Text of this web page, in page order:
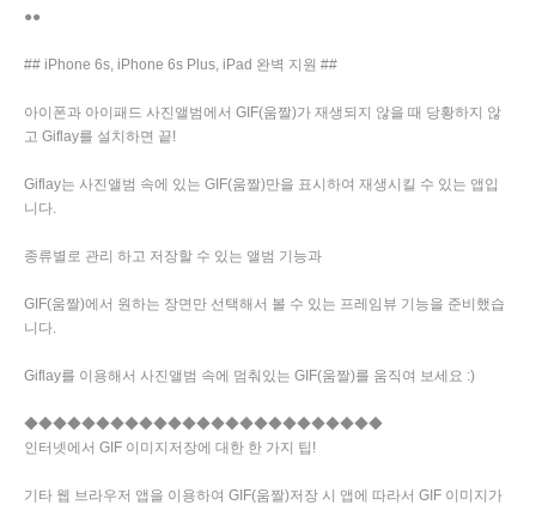
●●
## iPhone 6s, iPhone 6s Plus, iPad 완벽 지원 ##
아이폰과 아이패드 사진앨범에서 GIF(움짤)가 재생되지 않을 때 당황하지 않
고 Giflay를 설치하면 끝!
Giflay는 사진앨범 속에 있는 GIF(움짤)만을 표시하여 재생시킬 수 있는 앱입
니다.
종류별로 관리 하고 저장할 수 있는 앨범 기능과
GIF(움짤)에서 원하는 장면만 선택해서 볼 수 있는 프레임뷰 기능을 준비했습
니다.
Giflay를 이용해서 사진앨범 속에 멈춰있는 GIF(움짤)를 움직여 보세요 :)
◆◆◆◆◆◆◆◆◆◆◆◆◆◆◆◆◆◆◆◆◆◆◆◆◆
인터넷에서 GIF 이미지저장에 대한 한 가지 팁!
기타 웹 브라우저 앱을 이용하여 GIF(움짤)저장 시 앱에 따라서 GIF 이미지가